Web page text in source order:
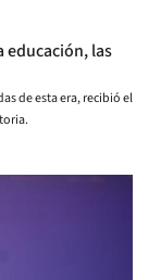
educación, las
de esta era, recibió el